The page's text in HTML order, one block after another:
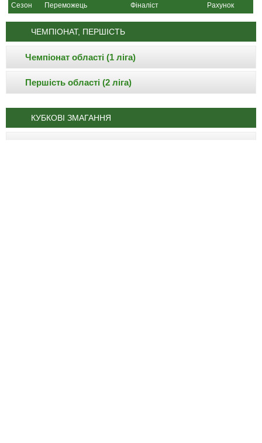
Сезон Переможець Фіналіст Рахунок
ЧЕМПІОНАТ, ПЕРШІСТЬ
Чемпіонат області (1 ліга)
Першість області (2 ліга)
КУБКОВІ ЗМАГАННЯ